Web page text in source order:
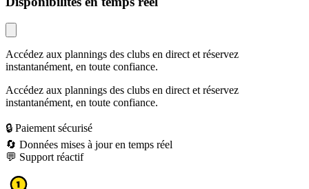
Accédez aux plannings des clubs en direct et réservez
instantanément, en toute confiance.
Accédez aux plannings des clubs en direct et réservez
instantanément, en toute confiance.
🔒 Paiement sécurisé
🔄 Données mises à jour en temps réel
💬 Support réactif